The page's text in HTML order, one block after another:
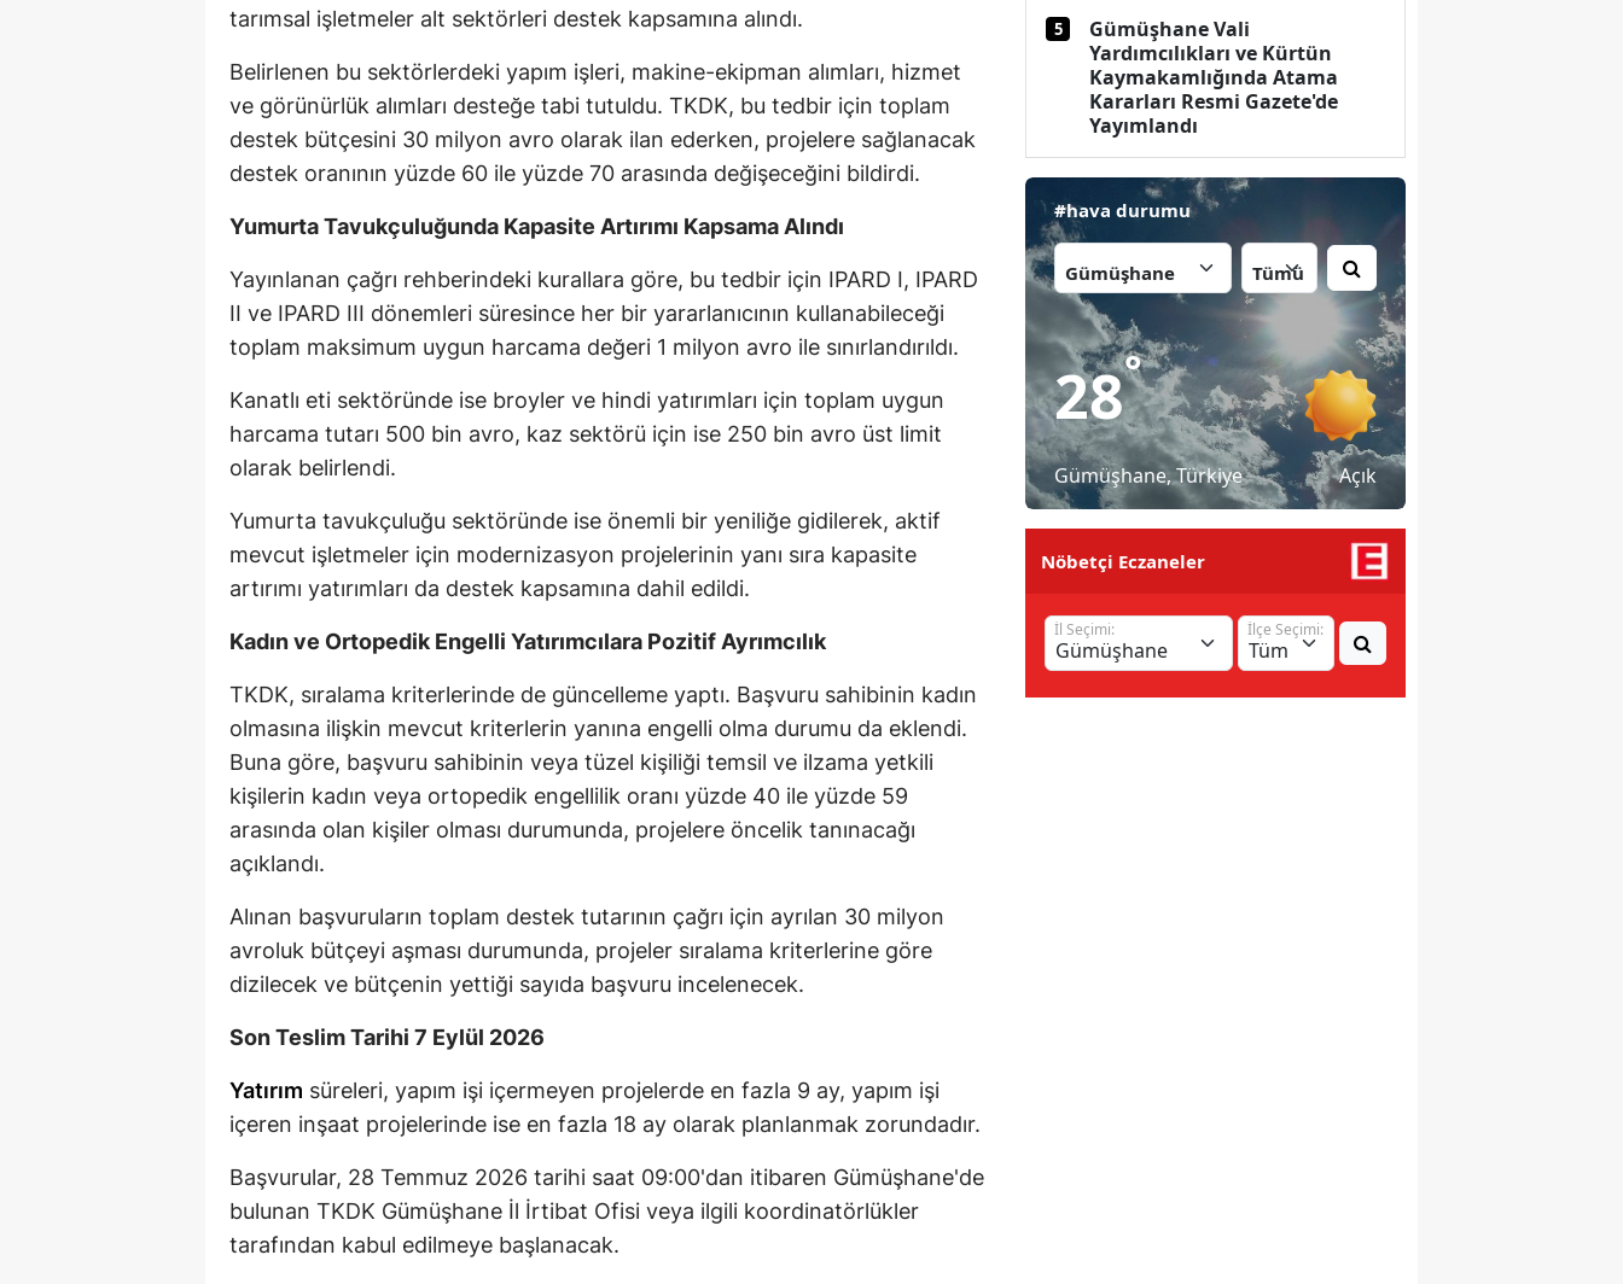
Malatya
Manisa
Kahramanmaraş
Muğla
Muş
Niğde
Rize
Sakarya
Sivas
Tekirdağ
Trabzon
Tunceli
Van
Zonguldak
tarımsal işletmeler alt sektörleri destek kapsamına alındı.
Belirlenen bu sektörlerdeki yapım işleri, makine-ekipman alımları, hizmet
ve görünürlük alımları desteğe tabi tutuldu. TKDK, bu tedbir için toplam
destek bütçesini 30 milyon avro olarak ilan ederken, projelere sağlanacak
destek oranının yüzde 60 ile yüzde 70 arasında değişeceğini bildirdi.
Yumurta Tavukçuluğunda Kapasite Artırımı Kapsama Alındı
Yayınlanan çağrı rehberindeki kurallara göre, bu tedbir için IPARD I, IPARD
II ve IPARD III dönemleri süresince her bir yararlanıcının kullanabileceği
toplam maksimum uygun harcama değeri 1 milyon avro ile sınırlandırıldı.
Kanatlı eti sektöründe ise broyler ve hindi yatırımları için toplam uygun
harcama tutarı 500 bin avro, kaz sektörü için ise 250 bin avro üst limit
olarak belirlendi.
Yumurta tavukçuluğu sektöründe ise önemli bir yeniliğe gidilerek, aktif
mevcut işletmeler için modernizasyon projelerinin yanı sıra kapasite
artırımı yatırımları da destek kapsamına dahil edildi.
Kadın ve Ortopedik Engelli Yatırımcılara Pozitif Ayrımcılık
TKDK, sıralama kriterlerinde de güncelleme yaptı. Başvuru sahibinin kadın
olmasına ilişkin mevcut kriterlerin yanına engelli olma durumu da eklendi.
Buna göre, başvuru sahibinin veya tüzel kişiliği temsil ve ilzama yetkili
kişilerin kadın veya ortopedik engellilik oranı yüzde 40 ile yüzde 59
arasında olan kişiler olması durumunda, projelere öncelik tanınacağı
açıklandı.
Alınan başvuruların toplam destek tutarının çağrı için ayrılan 30 milyon
avroluk bütçeyi aşması durumunda, projeler sıralama kriterlerine göre
dizilecek ve bütçenin yettiği sayıda başvuru incelenecek.
Son Teslim Tarihi 7 Eylül 2026
Yatırım süreleri, yapım işi içermeyen projelerde en fazla 9 ay, yapım işi
içeren inşaat projelerinde ise en fazla 18 ay olarak planlanmak zorundadır.
Başvurular, 28 Temmuz 2026 tarihi saat 09:00'dan itibaren Gümüşhane'de
bulunan TKDK Gümüşhane İl İrtibat Ofisi veya ilgili koordinatörlükler
tarafından kabul edilmeye başlanacak.
5
Gümüşhane Vali
Yardımcılıkları ve Kürtün
Kaymakamlığında Atama
Kararları Resmi Gazete'de
Yayımlandı
#hava durumu
28°
Gümüşhane, Türkiye Açık
Nöbetçi Eczaneler
İl Seçimi: İlçe Seçimi: